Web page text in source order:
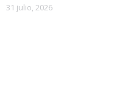
31 julio, 2026